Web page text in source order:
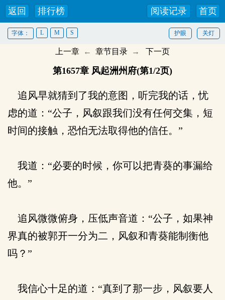
返回 排行榜 首页
阅读记录
关灯
护眼
字体： L M S
上一章 ← 章节目录 → 下一页
第1657章 风起洲州府(第1/2页)
追风早就猜到了我的意图，听完我的话，忧
虑的道：“公子，风叙跟我们没有任何交集，短
时间的接触，恐怕无法取得他的信任。”
我道：“必要的时候，你可以把青葵的事漏给
他。”
追风微微俯身，压低声音道：“公子，如果神
界真的被郭开一分为二，风叙和青葵能制衡他
吗？”
我信心十足的道：“真到了那一步，风叙要人